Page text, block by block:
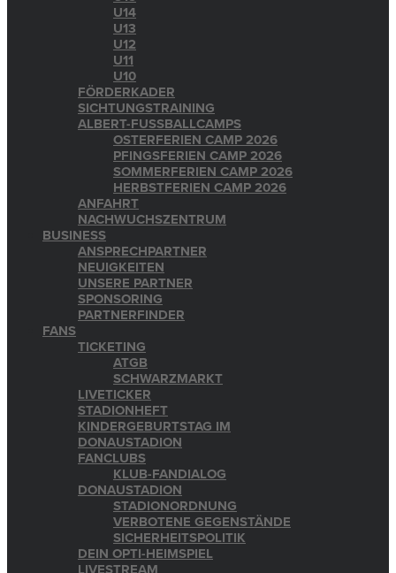
U14
U13
U12
U11
U10
FÖRDERKADER
SICHTUNGSTRAINING
ALBERT-FUSSBALLCAMPS
OSTERFERIEN CAMP 2026
PFINGSFERIEN CAMP 2026
SOMMERFERIEN CAMP 2026
HERBSTFERIEN CAMP 2026
ANFAHRT
NACHWUCHSZENTRUM
BUSINESS
ANSPRECHPARTNER
NEUIGKEITEN
UNSERE PARTNER
SPONSORING
PARTNERFINDER
FANS
TICKETING
ATGB
SCHWARZMARKT
LIVETICKER
STADIONHEFT
KINDERGEBURTSTAG IM
DONAUSTADION
FANCLUBS
KLUB-FANDIALOG
DONAUSTADION
STADIONORDNUNG
VERBOTENE GEGENSTÄNDE
SICHERHEITSPOLITIK
DEIN OPTI-HEIMSPIEL
LIVESTREAM